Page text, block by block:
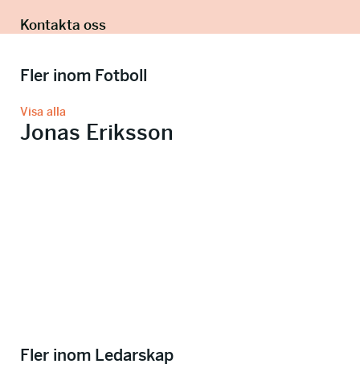
Kontakta oss
Fler inom Fotboll
Visa alla
Jonas Eriksson
Fler inom Ledarskap